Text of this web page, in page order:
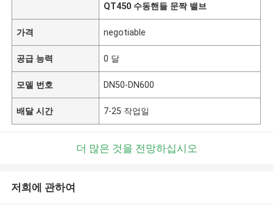
QT450 수동핸들 문짝 밸브
가격 negotiable
공급 능력 0 달
모델 번호 DN50-DN600
배달 시간 7-25 작업일
더 많은 것을 전망하십시오
저희에 관하여